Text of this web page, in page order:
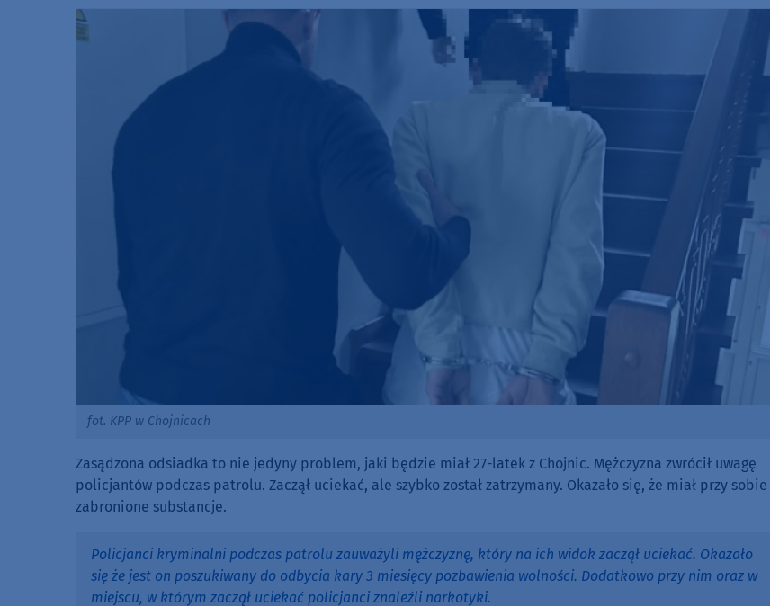
fot. KPP w Chojnicach
Zasądzona odsiadka to nie jedyny problem, jaki będzie miał 27-latek z Chojnic. Mężczyzna zwrócił uwagę
policjantów podczas patrolu. Zaczął uciekać, ale szybko został zatrzymany. Okazało się, że miał przy sobie
zabronione substancje.
Policjanci kryminalni podczas patrolu zauważyli mężczyznę, który na ich widok zaczął uciekać. Okazało
się że jest on poszukiwany do odbycia kary 3 miesięcy pozbawienia wolności. Dodatkowo przy nim oraz w
miejscu, w którym zaczął uciekać policjanci znaleźli narkotyki.